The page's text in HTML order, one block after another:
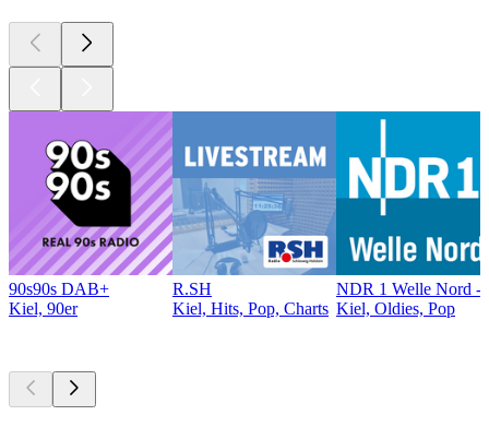
90s90s DAB+
Kiel, 90er
R.SH
Kiel, Hits, Pop, Charts
NDR 1 Welle Nord -
Kiel, Oldies, Pop